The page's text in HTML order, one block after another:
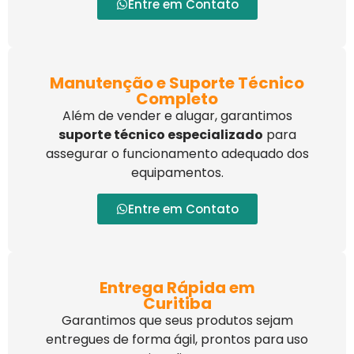
Entre em Contato
Manutenção e Suporte Técnico
Completo
Além de vender e alugar, garantimos
suporte técnico especializado para
assegurar o funcionamento adequado dos
equipamentos.
Entre em Contato
Entrega Rápida em
Curitiba
Garantimos que seus produtos sejam
entregues de forma ágil, prontos para uso